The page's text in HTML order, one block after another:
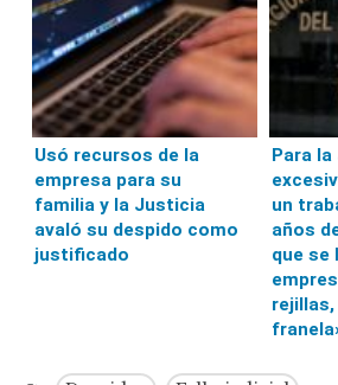
Usó recursos de la
empresa para su
familia y la Justicia
avaló su despido como
justificado
Para
un
años
que se